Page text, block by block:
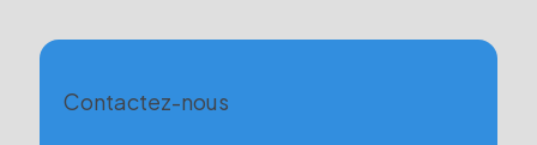
Contactez-nous